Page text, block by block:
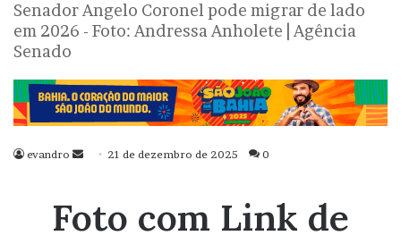
Senador Angelo Coronel pode migrar de lado
em 2026 - Foto: Andressa Anholete | Agência
Senado
evandro
Mande
mail
21 de dezembro de 2025 0
Foto com Link de